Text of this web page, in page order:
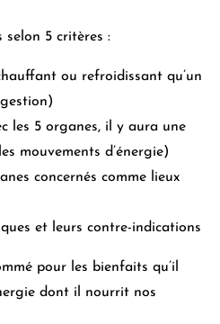
selon 5 critères :
ou refroidissant qu’un
les 5 organes, il y aura une
mouvements d’énergie)
concernés comme lieux
et leurs contre-indications
pour les bienfaits qu’il
dont il nourrit nos